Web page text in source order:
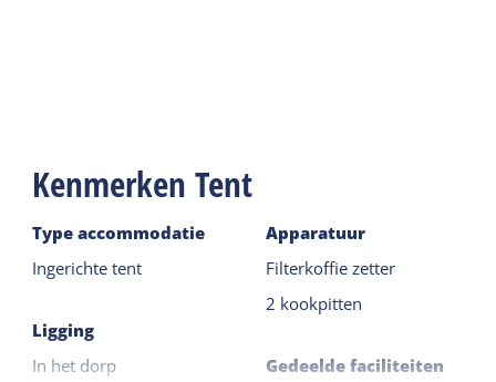
Kenmerken Tent
Type accommodatie
Ingerichte tent
Ligging
In het dorp
Apparatuur
Filterkoffie zetter
2 kookpitten
Gedeelde faciliteiten